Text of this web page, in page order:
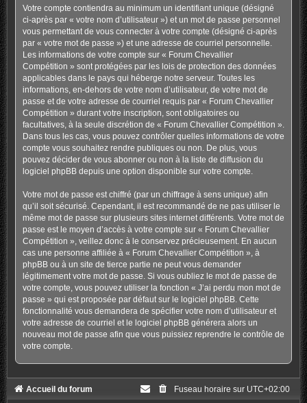
Votre compte contiendra au minimum un identifiant unique (désigné
ci-après par « votre nom d’utilisateur ») et un mot de passe personnel
vous permettant de vous connecter à votre compte (désigné ci-après
par « votre mot de passe ») et une adresse de courriel personnelle.
Les informations de votre compte sur « Forum Chevallier
Compétition » sont protégées par les lois de protection des données
applicables dans le pays qui héberge notre serveur. Toutes les
informations, en-dehors de votre nom d’utilisateur, de votre mot de
passe et de votre adresse de courriel requis par « Forum Chevallier
Compétition » durant votre inscription, sont obligatoires ou
facultatives, à la seule discrétion de « Forum Chevallier Compétition ».
Dans tous les cas, vous pouvez contrôler quelles informations de votre
compte vous souhaitez rendre publiques ou non. De plus, vous
pouvez décider de vous abonner ou non à la liste de diffusion du
logiciel phpBB depuis une option disponible sur votre compte.
Votre mot de passe est chiffré (par un chiffrage à sens unique) afin
qu’il soit sécurisé. Cependant, il est recommandé de ne pas utiliser le
même mot de passe sur plusieurs sites internet différents. Votre mot de
passe est le moyen d’accès à votre compte sur « Forum Chevallier
Compétition », veillez donc à le conservez précieusement. En aucun
cas une personne affiliée à « Forum Chevallier Compétition », à
phpBB ou à un site de tierce partie ne peut vous demander
légitimement votre mot de passe. Si vous oubliez le mot de passe de
votre compte, vous pouvez utiliser la fonction « J’ai perdu mon mot de
passe » qui est proposée par défaut sur le logiciel phpBB. Cette
fonctionnalité vous demandera de spécifier votre nom d’utilisateur et
votre adresse de courriel et le logiciel phpBB générera alors un
nouveau mot de passe afin que vous puissiez reprendre le contrôle de
votre compte.
Accueil du forum Fuseau horaire sur UTC+02:00